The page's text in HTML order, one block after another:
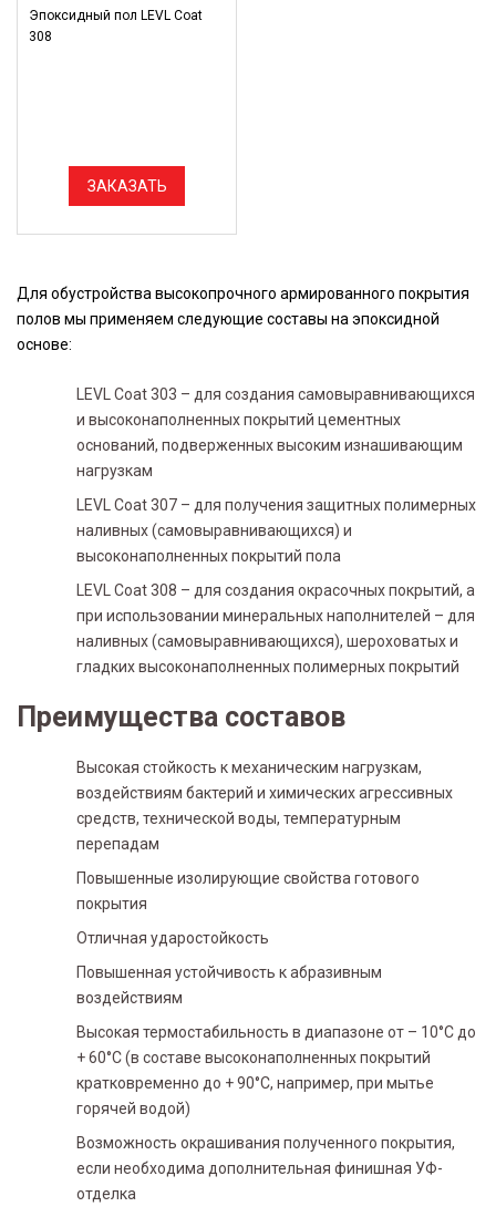
Эпоксидный пол LEVL Coat
308
ЗАКАЗАТЬ
Для обустройства высокопрочного армированного покрытия
полов мы применяем следующие составы на эпоксидной
основе:
LEVL Coat 303 – для создания самовыравнивающихся
и высоконаполненных покрытий цементных
оснований, подверженных высоким изнашивающим
нагрузкам
LEVL Coat 307 – для получения защитных полимерных
наливных (самовыравнивающихся) и
высоконаполненных покрытий пола
LEVL Coat 308 – для создания окрасочных покрытий, а
при использовании минеральных наполнителей – для
наливных (самовыравнивающихся), шероховатых и
гладких высоконаполненных полимерных покрытий
Преимущества составов
Высокая стойкость к механическим нагрузкам,
воздействиям бактерий и химических агрессивных
средств, технической воды, температурным
перепадам
Повышенные изолирующие свойства готового
покрытия
Отличная ударостойкость
Повышенная устойчивость к абразивным
воздействиям
Высокая термостабильность в диапазоне от – 10°C до
+ 60°С (в составе высоконаполненных покрытий
кратковременно до + 90°С, например, при мытье
горячей водой)
Возможность окрашивания полученного покрытия,
если необходима дополнительная финишная УФ-
отделка